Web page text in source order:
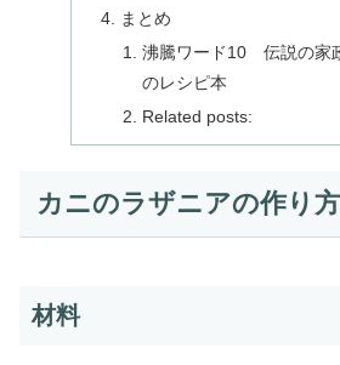
まとめ
沸騰ワード10 伝説の家
のレシピ本
Related posts:
カニのラザニアの作り方
材料